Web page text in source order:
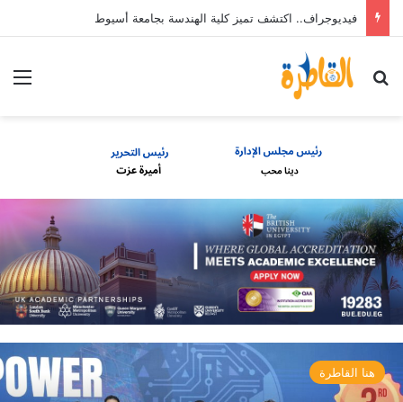
فيديوجراف.. اكتشف تميز كلية الهندسة بجامعة أسيوط
بحث عن
هنا القاطرة